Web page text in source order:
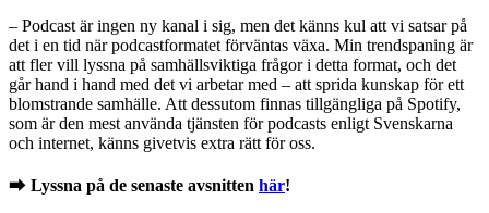
– Podcast är ingen ny kanal i sig, men det känns kul att vi satsar på
det i en tid när podcastformatet förväntas växa. Min trendspaning är
att fler vill lyssna på samhällsviktiga frågor i detta format, och det
går hand i hand med det vi arbetar med – att sprida kunskap för ett
blomstrande samhälle. Att dessutom finnas tillgängliga på Spotify,
som är den mest använda tjänsten för podcasts enligt Svenskarna
och internet, känns givetvis extra rätt för oss.
⮕ Lyssna på de senaste avsnitten här!